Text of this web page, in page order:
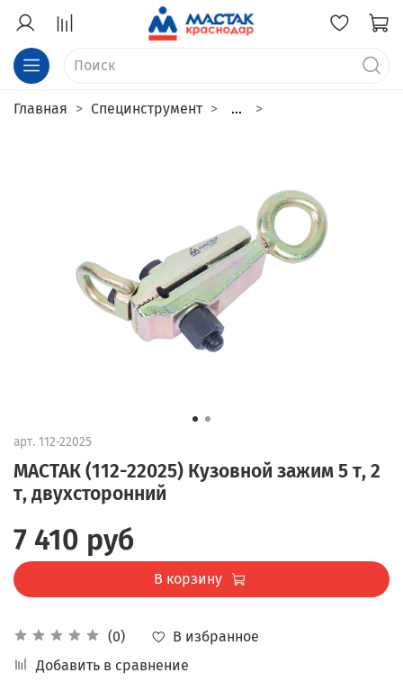
Главная Специнструмент ...
арт. 112-22025
МАСТАК (112-22025) Кузовной зажим 5 т, 2
т, двухсторонний
(0)
В избранное
Добавить в сравнение
7 410 руб
В корзину